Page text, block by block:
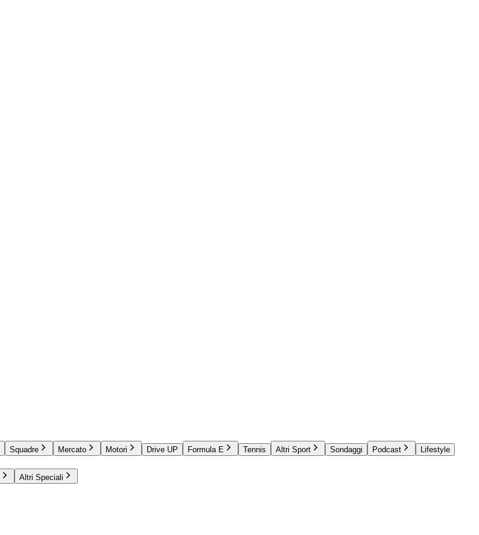
Squadre Mercato Motori Drive UP Formula E Tennis Altri Sport Sondaggi Podcast
Lifestyle
Altri Speciali